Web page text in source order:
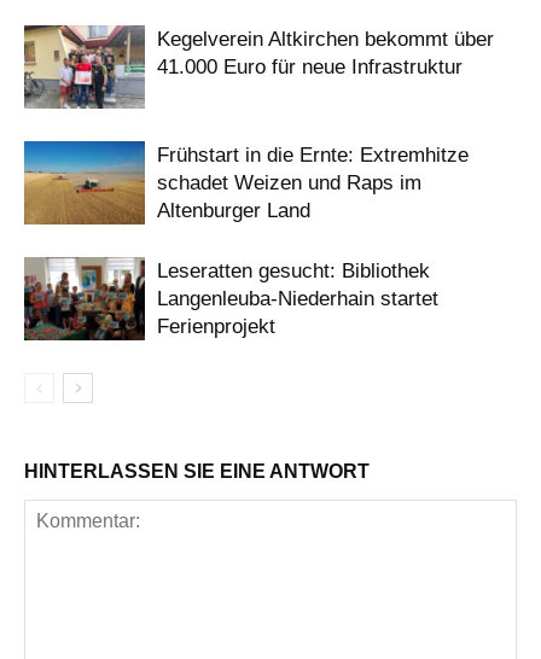
Kegelverein Altkirchen bekommt über
41.000 Euro für neue Infrastruktur
Frühstart in die Ernte: Extremhitze
schadet Weizen und Raps im
Altenburger Land
Leseratten gesucht: Bibliothek
Langenleuba-Niederhain startet
Ferienprojekt
HINTERLASSEN SIE EINE ANTWORT